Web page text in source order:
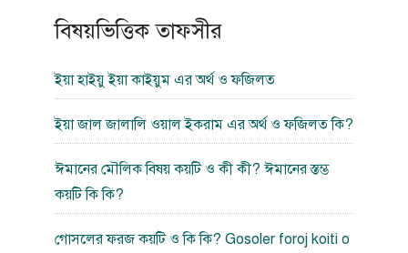
বিষয়ভিত্তিক তাফসীর
ইয়া হাইয়ু ইয়া কাইয়ুম এর অর্থ ও ফজিলত
ইয়া জাল জালালি ওয়াল ইকরাম এর অর্থ ও ফজিলত কি?
ঈমানের মৌলিক বিষয় কয়টি ও কী কী? ঈমানের স্তম্ভ
কয়টি কি কি?
গোসলের ফরজ কয়টি ও কি কি? Gosoler foroj koiti o